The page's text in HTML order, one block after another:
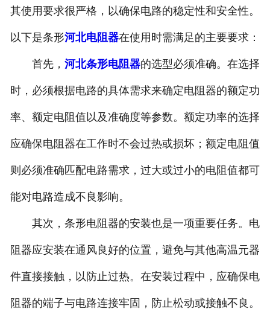
其使用要求很严格，以确保电路的稳定性和安全性。
以下是条形河北电阻器在使用时需满足的主要要求：
首先， 河北条形电阻器的选型必须准确。在选择
时，必须根据电路的具体需求来确定电阻器的额定功
率、额定电阻值以及准确度等参数。额定功率的选择
应确保电阻器在工作时不会过热或损坏；额定电阻值
则必须准确匹配电路需求，过大或过小的电阻值都可
能对电路造成不良影响。
其次，条形电阻器的安装也是一项重要任务。电
阻器应安装在通风良好的位置，避免与其他高温元器
件直接接触，以防止过热。在安装过程中，应确保电
阻器的端子与电路连接牢固，防止松动或接触不良。